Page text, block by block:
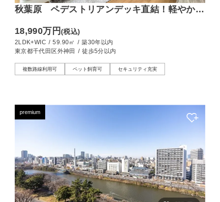
秋葉原 ペデストリアンデッキ直結！軽やかに
18,990万円(税込)
2LDK+WIC / 59.90㎡ / 築30年以内
東京都千代田区外神田 / 徒歩5分以内
複数路線利用可 ペット飼育可 セキュリティ充実
premium